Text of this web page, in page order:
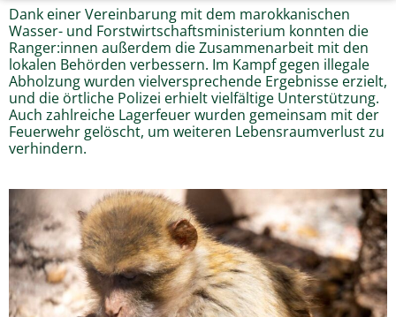
Dank einer Vereinbarung mit dem marokkanischen
Wasser- und Forstwirtschaftsministerium konnten die
Ranger:innen außerdem die Zusammenarbeit mit den
lokalen Behörden verbessern. Im Kampf gegen illegale
Abholzung wurden vielversprechende Ergebnisse erzielt,
und die örtliche Polizei erhielt vielfältige Unterstützung.
Auch zahlreiche Lagerfeuer wurden gemeinsam mit der
Feuerwehr gelöscht, um weiteren Lebensraumverlust zu
verhindern.